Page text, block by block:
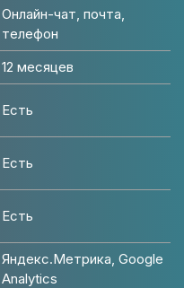
Онлайн-чат, почта,
телефон
12 месяцев
Есть
Есть
Есть
Яндекс.Метрика, Google
Analytics